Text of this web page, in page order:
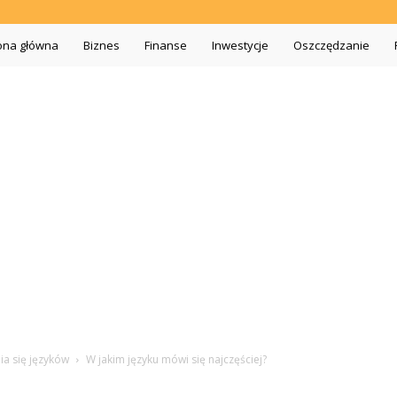
główna Biznes Finanse Inwestycje Oszczędzanie
się języków W jakim języku mówi się najczęściej?